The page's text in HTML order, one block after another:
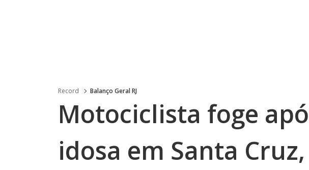
Record Balanço Geral RJ
Motociclista foge
idosa em Santa